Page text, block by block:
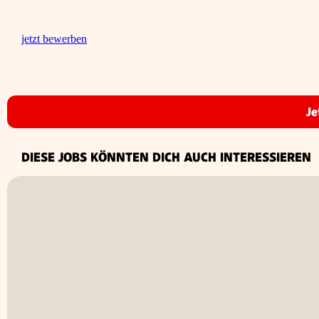
jetzt bewerben
DIESE JOBS KÖNNTEN DICH AUCH INTERESSIEREN